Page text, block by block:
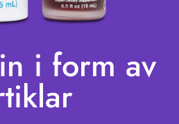
i form av